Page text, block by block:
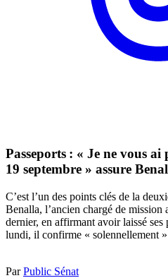
Passeports : « Je ne vous ai
19 septembre » assure
C’est l’un des points clés de la
Benalla, l’ancien chargé de
dernier, en affirmant avoir laissé ses
lundi, il confirme « solennellement
ParPublic Sénat